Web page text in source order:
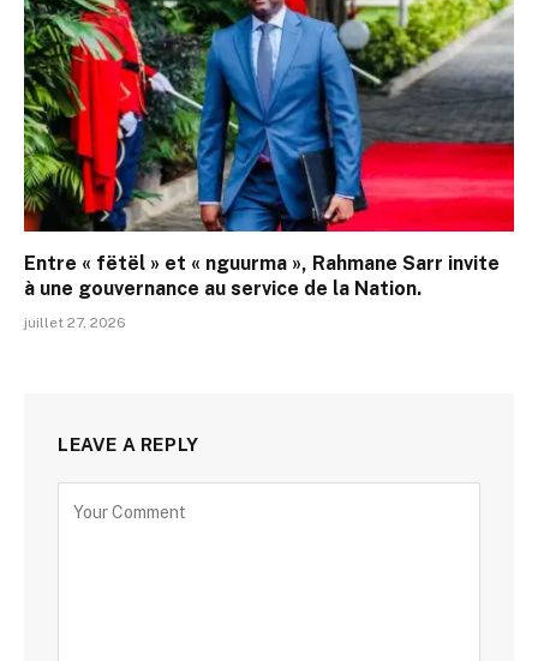
Entre « fëtël » et « nguurma », Rahmane Sarr invite
à une gouvernance au service de la Nation.
juillet 27, 2026
LEAVE A REPLY